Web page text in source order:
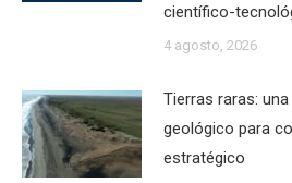
científico-
4 agosto, 2026
Tierras raras:
geológico para
estratégico